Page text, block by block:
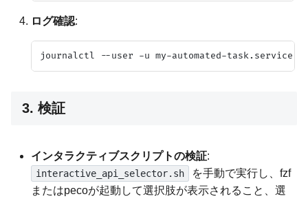
ログ確認:
3. 検証
インタラクティブスクリプトの検証:
interactive_api_selector.sh
を手動で実行し、fzf
またはpecoが起動して選択肢が表示されること、選